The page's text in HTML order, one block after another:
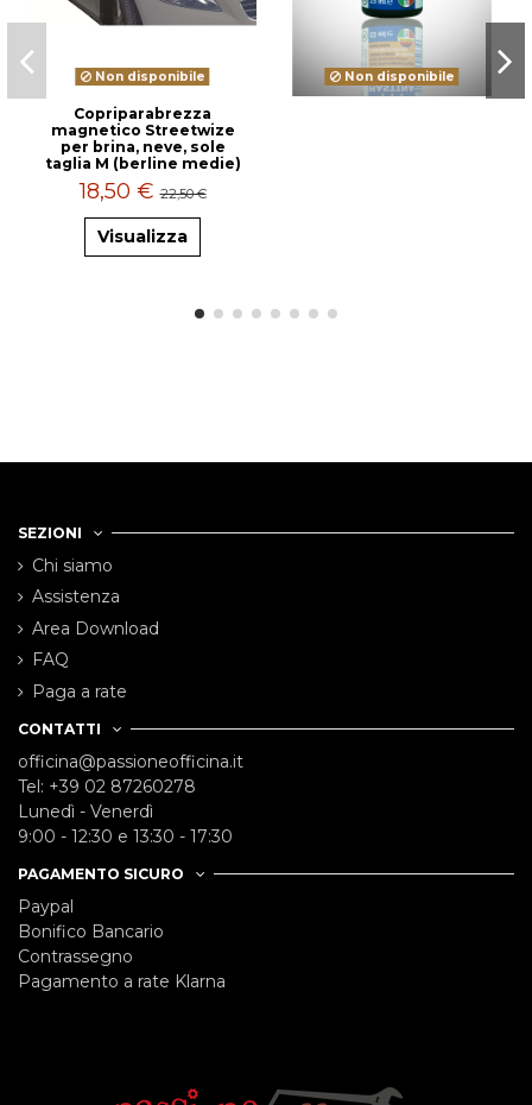
Non disponibile
Copriparabrezza
magnetico Streetwize
per brina, neve, sole
taglia M (berline medie)
18,50 €22,50 €
Visualizza
Non disponibile
SEZIONI
Chi siamo
Assistenza
Area Download
FAQ
Paga a rate
CONTATTI
officina@passioneofficina.it
Tel: +39 02 87260278
Lunedì - Venerdì
9:00 - 12:30 e 13:30 - 17:30
PAGAMENTO SICURO
Paypal
Bonifico Bancario
Contrassegno
Pagamento a rate Klarna